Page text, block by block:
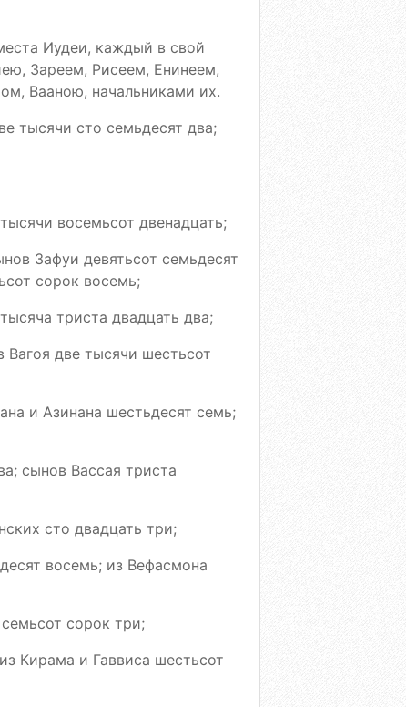
Иудеи, каждый в свой
Зареем, Рисеем, Енинеем,
Вааною, начальниками их.
тысячи сто семьдесят два;
восемьсот двенадцать;
Зафуи девятьсот семьдесят
сорок восемь;
триста двадцать два;
две тысячи шестьсот
и Азинана шестьдесят семь;
сынов Вассая триста
сто двадцать три;
восемь; из Вефасмона
сорок три;
Кирама и Гаввиса шестьсот